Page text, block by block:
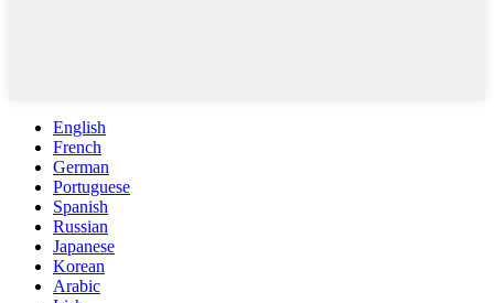
English
French
German
Portuguese
Spanish
Russian
Japanese
Korean
Arabic